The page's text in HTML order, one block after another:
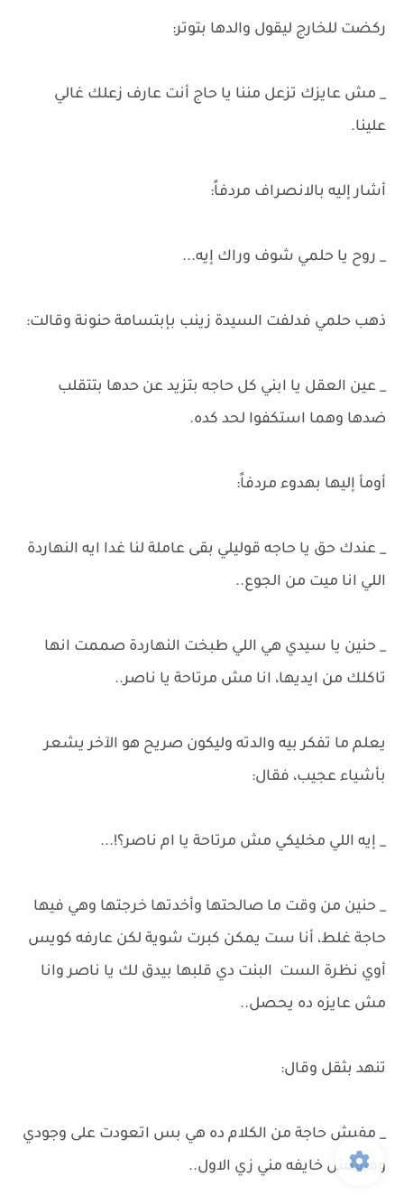
ركضت للخارج ليقول والدها بتوتر:
_ مش عايزك تزعل مننا يا حاج أنت عارف زعلك غالي
علينا.
أشار إليه بالانصراف مردفاً:
_ روح يا حلمي شوف وراك إيه...
ذهب حلمي فدلفت السيدة زينب بإبتسامة حنونة وقالت:
_ عين العقل يا ابني كل حاجه بتزيد عن حدها بتتقلب
ضدها وهما استكفوا لحد كده.
أومأ إليها بهدوء مردفاً:
_ عندك حق يا حاجه قوليلي بقى عاملة لنا غدا ايه النهاردة
اللي انا ميت من الجوع..
_ حنين يا سيدي هي اللي طبخت النهاردة صممت انها
تاكلك من ايديها، انا مش مرتاحة يا ناصر..
يعلم ما تفكر بيه والدته وليكون صريح هو الآخر يشعر
بأشياء عجيب، فقال:
_ إيه اللي مخليكي مش مرتاحة يا ام ناصر؟!...
_ حنين من وقت ما صالحتها وأخدتها خرجتها وهي فيها
حاجة غلط، أنا ست يمكن كبرت شوية لكن عارفه كويس
أوي نظرة الست البنت دي قلبها بيدق لك يا ناصر وانا
مش عايزه ده يحصل..
تنهد بثقل وقال:
_ مفيش حاجة من الكلام ده هي بس اتعودت على وجودي
ومبقتش خايفه مني زي الاول..